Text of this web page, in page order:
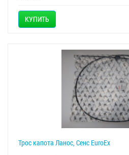
КУПИТЬ
Трос капота Ланос, Сенс EuroEx